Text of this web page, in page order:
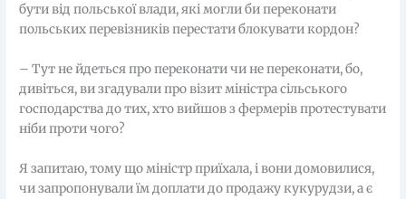
бути від польської влади, які могли би переконати
польських перевізників перестати блокувати кордон?
– Тут не йдеться про переконати чи не переконати, бо,
дивіться, ви згадували про візит міністра сільського
господарства до тих, хто вийшов з фермерів протестувати
ніби проти чого?
Я запитаю, тому що міністр приїхала, і вони домовилися,
чи запропонували їм доплати до продажу кукурудзи, а є